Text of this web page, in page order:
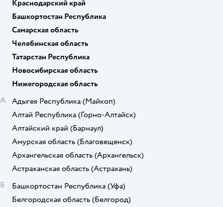
Краснодарский край
Башкортостан Республика
Самарская область
Челябинская область
Татарстан Республика
Новосибирская область
Нижегородская область
А
Адыгея Республика (Майкоп)
Алтай Республика (Горно-Алтайск)
Алтайский край (Барнаул)
Амурская область (Благовещенск)
Архангельская область (Архангельск)
Астраханская область (Астрахань)
Б
Башкортостан Республика (Уфа)
Белгородская область (Белгород)